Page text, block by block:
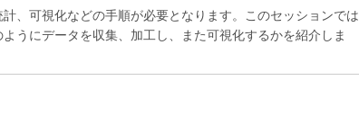
、可視化などの手順が必要となります。このセッションでは
うにデータを収集、加工し、また可視化するかを紹介しま